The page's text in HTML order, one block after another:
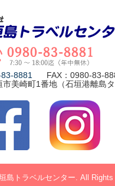
8881
FAX：0980-83-
美崎町1番地（石垣港離島
島トラベルセンター. All Rights